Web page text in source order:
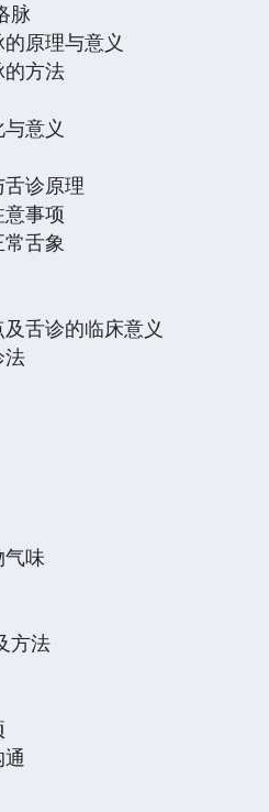
脉
原理与意义
方法
意义
诊原理
事项
舌象
舌诊的临床意义
法
味
方法